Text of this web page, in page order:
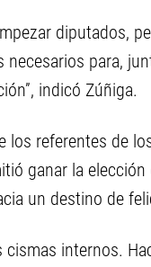
diputados,
necesarios para,
indicó Zúñiga.
los referentes de
ganar la
un destino de
internos.